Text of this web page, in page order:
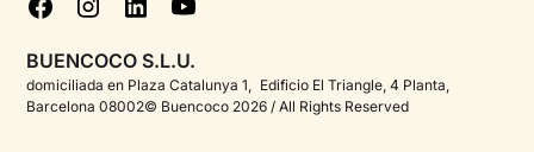
Corporate
Psicólogos para españoles en el extranjero
Gestionar cookies
BUENCOCO S.L.U.
domiciliada en Plaza Catalunya 1, Edificio El Triangle, 4 Planta,
Barcelona 08002© Buencoco 2026 / All Rights Reserved